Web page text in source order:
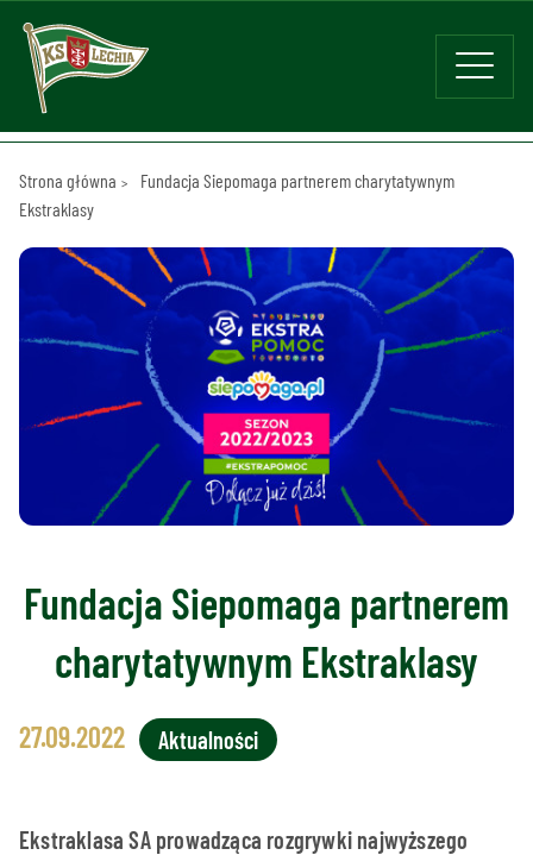
Strona główna
Fundacja Siepomaga partnerem charytatywnym
Ekstraklasy
Fundacja Siepomaga partnerem
charytatywnym Ekstraklasy
27.09.2022 Aktualności
Ekstraklasa SA prowadząca rozgrywki najwyższego